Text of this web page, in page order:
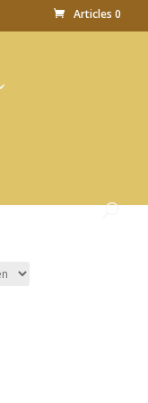
Articles 0